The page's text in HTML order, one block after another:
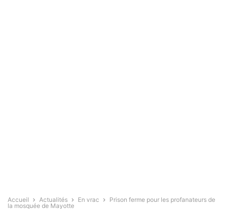
Accueil Actualités En vrac
Prison ferme pour les profanateurs de
la mosquée de Mayotte